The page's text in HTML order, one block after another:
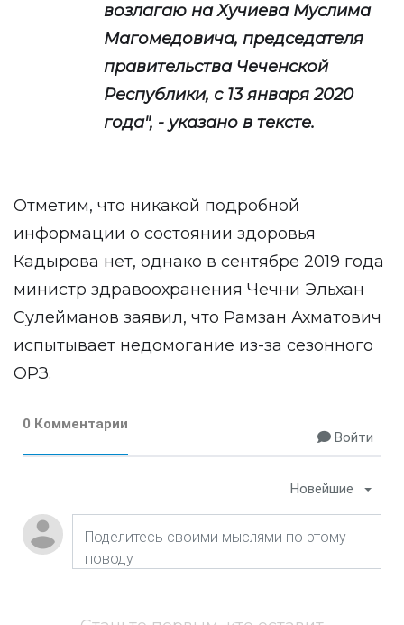
возлагаю на Хучиева Муслима
Магомедовича, председателя
правительства Чеченской
Республики, с 13 января 2020
года", - указано в тексте.
Отметим, что никакой подробной
информации о состоянии здоровья
Кадырова нет, однако в сентябре 2019 года
министр здравоохранения Чечни Эльхан
Сулейманов заявил, что Рамзан Ахматович
испытывает недомогание из-за сезонного
ОРЗ.
0 Комментарии
Войти
Новейшие